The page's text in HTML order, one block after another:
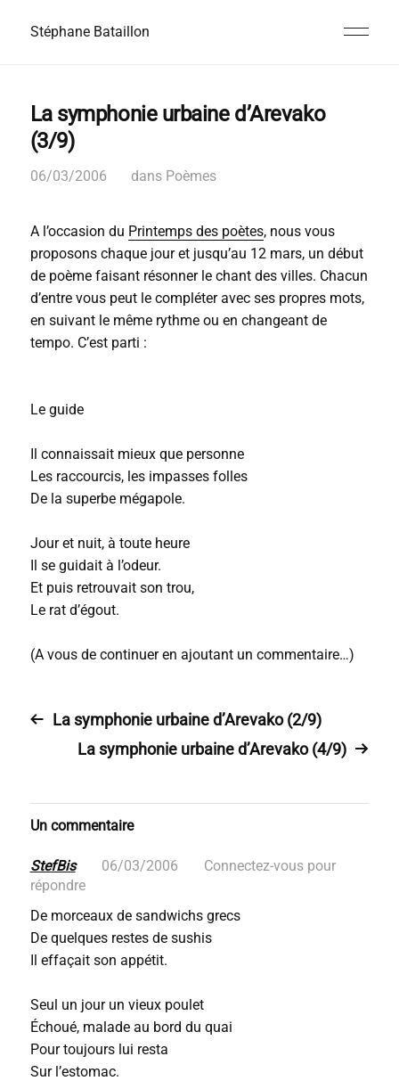
Stéphane Bataillon
La symphonie urbaine d’Arevako
(3/9)
06/03/2006 dans Poèmes
A l’occasion du Printemps des poètes, nous vous
proposons chaque jour et jusqu’au 12 mars, un début
de poème faisant résonner le chant des villes. Chacun
d’entre vous peut le compléter avec ses propres mots,
en suivant le même rythme ou en changeant de
tempo. C’est parti :
Le guide
Il connaissait mieux que personne
Les raccourcis, les impasses folles
De la superbe mégapole.
Jour et nuit, à toute heure
Il se guidait à l’odeur.
Et puis retrouvait son trou,
Le rat d’égout.
(A vous de continuer en ajoutant un commentaire…)
La symphonie urbaine d’Arevako (2/9)
La symphonie urbaine d’Arevako (4/9)
Un commentaire
StefBis 06/03/2006
Connectez-vous pour
répondre
De morceaux de sandwichs grecs
De quelques restes de sushis
Il effaçait son appétit.
Seul un jour un vieux poulet
Échoué, malade au bord du quai
Pour toujours lui resta
Sur l’estomac.